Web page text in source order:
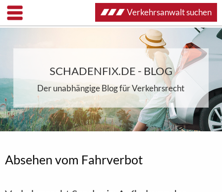
SCHADENFIX.DE - BLOG
Der unabhängige Blog für Verkehrsrecht
Absehen vom Fahrverbot
Verkehrsanwalt suchen